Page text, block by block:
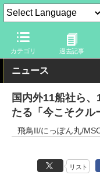
カテゴリ 過去記事
トラベル Watch 旅の方法
ニュース
国内外11船社ら
たる「今こそクル
飛鳥II/にっぽん丸/
リスト